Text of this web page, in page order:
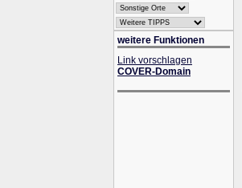
weitere Funktionen
Link vorschlagen
COVER-Domain